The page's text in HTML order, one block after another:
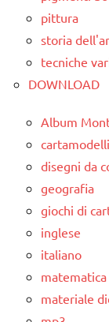
cartine
materiale
didattico
nomenclature
TUTORIAL
TUTTI GLI
ARGOMENTI
PER ETA'
TUTTI GLI
ARTICOLI
WALDORF
LINGUAGGIO
mappe
e
ARGOMENTI
PER ETA'
ARTICOLI
mappe
e
cartine
TUTTI GLI
PER ETA'
ARTICOLI
pittura
storia
tecniche
DOWNLOAD
Album
cartamodelli
disegni da
geografia
giochi di
inglese
italiano
matematica
materiale